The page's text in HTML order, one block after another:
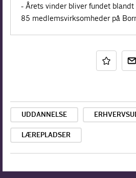
- Årets vinder bliver fundet blandt
85 medlemsvirksomheder på
UDDANNELSE
LÆREPLADSER